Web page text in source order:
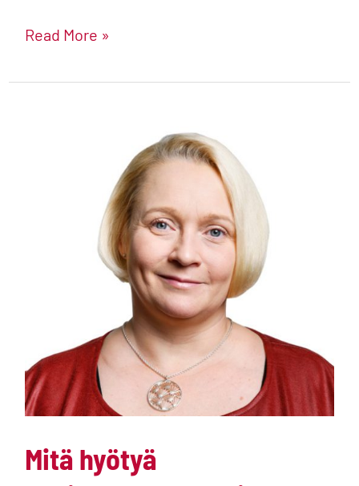
Read More »
Mitä hyötyä
kehityskeskusteluista